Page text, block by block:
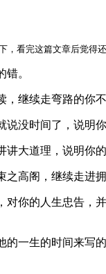
，看完这篇文章后觉得
。
继续走弯路的你不
没时间了，说明你
大道理，说明你
高阁，继续走进
对你的人生忠告，
的一生的时间来写